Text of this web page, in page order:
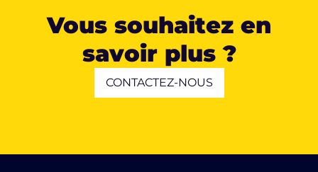
Vous souhaitez en
savoir plus ?
CONTACTEZ-NOUS